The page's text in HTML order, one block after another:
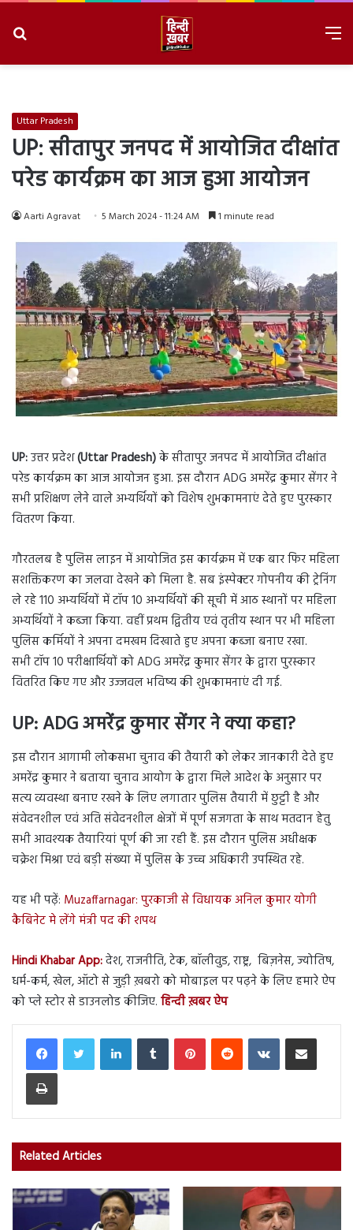
Uttar Pradesh
UP: सीतापुर जनपद में आयोजित दीक्षांत
परेड कार्यक्रम का आज हुआ आयोजन
Aarti Agravat 5 March 2024 - 11:24 AM 1 minute read
UP:उत्तर प्रदेश(Uttar Pradesh)के सीतापुर जनपद में आयोजित दीक्षांत
परेड कार्यक्रम का आज आयोजन हुआ. इस दौरान ADG अमरेंद्र कुमार सेंगर ने
सभी प्रशिक्षण लेने वाले अभ्यर्थियों को विशेष शुभकामनाएं देते हुए पुरस्कार
वितरण किया.
गौरतलब है पुलिस लाइन में आयोजित इस कार्यक्रम में एक बार फिर महिला
सशक्तिकरण का जलवा देखने को मिला है. सब इंस्पेक्टर गोपनीय की ट्रेनिंग
ले रहे 110 अभ्यर्थियों में टॉप 10 अभ्यर्थियों की सूची में आठ स्थानों पर महिला
अभ्यर्थियों ने कब्जा किया. वहीं प्रथम द्वितीय एवं तृतीय स्थान पर भी महिला
पुलिस कर्मियों ने अपना दमखम दिखाते हुए अपना कब्जा बनाए रखा.
सभी टॉप 10 परीक्षार्थियों को ADG अमरेंद्र कुमार सेंगर के द्वारा पुरस्कार
वितरित किए गए और उज्जवल भविष्य की शुभकामनाएं दी गई.
UP: ADG अमरेंद्र कुमार सेंगर ने क्या कहा?
इस दौरान आगामी लोकसभा चुनाव की तैयारी को लेकर जानकारी देते हुए
अमरेंद्र कुमार ने बताया चुनाव आयोग के द्वारा मिले आदेश के अनुसार पर
सत्य व्यवस्था बनाए रखने के लिए लगातार पुलिस तैयारी में छुट्टी है और
संवेदनशील एवं अति संवेदनशील क्षेत्रों में पूर्ण सजगता के साथ मतदान हेतु
सभी आवश्यक तैयारियां पूर्ण की जा रही हैं. इस दौरान पुलिस अधीक्षक
चक्रेश मिश्रा एवं बड़ी संख्या में पुलिस के उच्च अधिकारी उपस्थित रहे.
यह भी पढ़ें: Muzaffarnagar: पुरकाजी से विधायक अनिल कुमार योगी
कैबिनेट मे लेंगे मंत्री पद की शपथ
Hindi Khabar App:देश, राजनीति, टेक, बॉलीवुड, राष्ट्र, बिज़नेस, ज्योतिष,
धर्म-कर्म, खेल, ऑटो से जुड़ी ख़बरो को मोबाइल पर पढ़ने के लिए हमारे ऐप
को प्ले स्टोर से डाउनलोड कीजिए. हिन्दी ख़बर ऐप
LinkedInTumblr PinterestReddit VKontakteShare via Email
Print
Related Articles